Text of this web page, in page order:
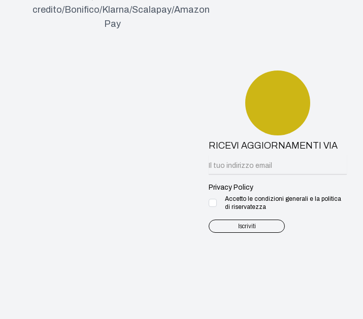
credito/Bonifico/Klarna/Scalapay/Amazon
Pay
RICEVI AGGIORNAMENTI VIA
Privacy Policy
Accetto le condizioni generali e la politica
di riservatezza
Iscriviti